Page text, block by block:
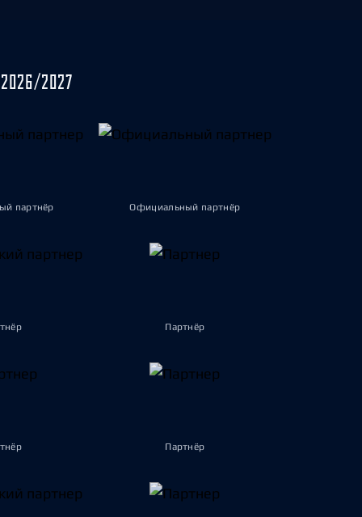
2027
партнёр Официальный партнёр
Партнёр
Партнёр